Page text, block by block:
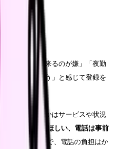
投稿文コピー
ど、「電話が来るのが嫌」「夜勤
だと流されそう」と感じて登録を
進められるかはサービスや状況
ル中心にしてほしい、電話は事前
に伝えることで、電話の負担はか